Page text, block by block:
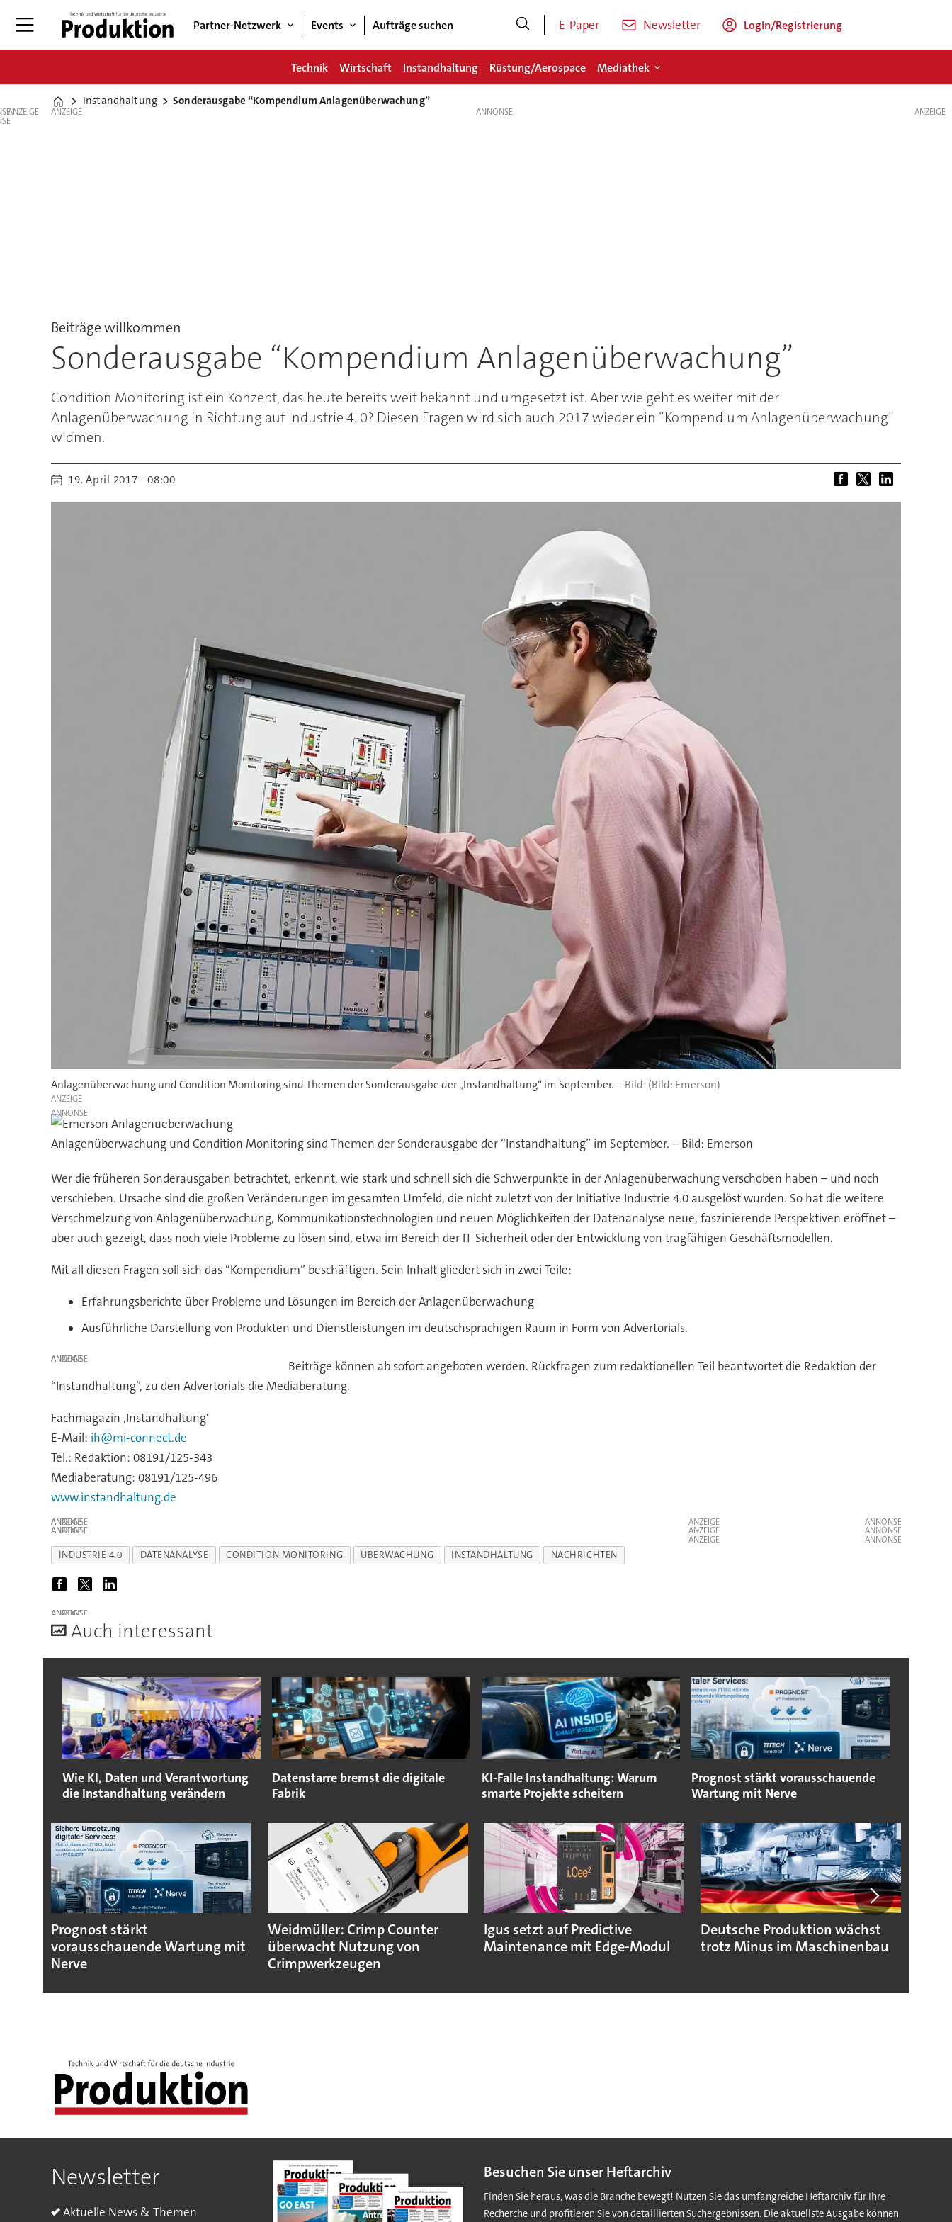
Partner-Netzwerk Events Aufträge suchen E-Paper Newsletter Login/Registrierung
Technik Wirtschaft Instandhaltung Rüstung/Aerospace Mediathek
Home
Instandhaltung Sonderausgabe “Kompendium Anlagenüberwachung”
ANZEIGE ANZEIGE
Beiträge willkommen
Sonderausgabe “Kompendium Anlagenüberwachung”
Condition Monitoring ist ein Konzept, das heute bereits weit bekannt und umgesetzt ist. Aber wie geht es weiter mit der
Anlagenüberwachung in Richtung auf Industrie 4. 0? Diesen Fragen wird sich auch 2017 wieder ein “Kompendium Anlagenüberwachung”
widmen.
19. April 2017 - 08:00
Anlagenüberwachung und Condition Monitoring sind Themen der Sonderausgabe der „Instandhaltung“ im September. - (Bild: Emerson)
ANZEIGE
Anlagenüberwachung und Condition Monitoring sind Themen der Sonderausgabe der “Instandhaltung” im September. – Bild: Emerson
Wer die früheren Sonderausgaben betrachtet, erkennt, wie stark und schnell sich die Schwerpunkte in der Anlagenüberwachung verschoben haben – und noch
verschieben. Ursache sind die großen Veränderungen im gesamten Umfeld, die nicht zuletzt von der Initiative Industrie 4.0 ausgelöst wurden. So hat die weitere
Verschmelzung von Anlagenüberwachung, Kommunikationstechnologien und neuen Möglichkeiten der Datenanalyse neue, faszinierende Perspektiven eröffnet –
aber auch gezeigt, dass noch viele Probleme zu lösen sind, etwa im Bereich der IT-Sicherheit oder der Entwicklung von tragfähigen Geschäftsmodellen.
Mit all diesen Fragen soll sich das “Kompendium” beschäftigen. Sein Inhalt gliedert sich in zwei Teile:
Erfahrungsberichte über Probleme und Lösungen im Bereich der Anlagenüberwachung
Ausführliche Darstellung von Produkten und Dienstleistungen im deutschsprachigen Raum in Form von Advertorials.
ANZEIGE
Beiträge können ab sofort angeboten werden. Rückfragen zum redaktionellen Teil beantwortet die Redaktion der
“Instandhaltung”, zu den Advertorials die Mediaberatung.
Fachmagazin ,Instandhaltung‘
E-Mail: ih@mi-connect.de
Tel.: Redaktion: 08191/125-343
Mediaberatung: 08191/125-496
www.instandhaltung.de
ANZEIGE
ANZEIGE
ANZEIGE
ANZEIGE
ANZEIGE
INDUSTRIE 4.0 DATENANALYSE CONDITION MONITORING ÜBERWACHUNG INSTANDHALTUNG NACHRICHTEN
ANZEIGE
Auch interessant
Wie KI, Daten und Verantwortung
die Instandhaltung verändern
Datenstarre bremst die digitale
Fabrik
KI-Falle Instandhaltung: Warum
smarte Projekte scheitern
Prognost stärkt vorausschauende
Wartung mit Nerve
Prognost stärkt
vorausschauende Wartung mit
Nerve
Weidmüller: Crimp Counter
überwacht Nutzung von
Crimpwerkzeugen
Igus setzt auf Predictive
Maintenance mit Edge-Modul
Deutsche Produktion wächst
trotz Minus im Maschinenbau
ANZEIGE
Newsletter
Aktuelle News & Themen
Besuchen Sie unser Heftarchiv
Finden Sie heraus, was die Branche bewegt! Nutzen Sie das umfangreiche Heftarchiv für Ihre
Recherche und profitieren Sie von detaillierten Suchergebnissen. Die aktuellste Ausgabe können